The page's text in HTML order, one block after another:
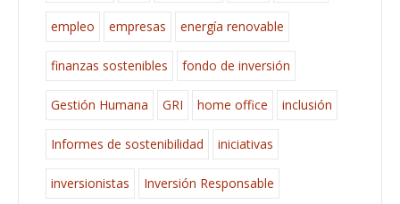
empleo empresas energía renovable
finanzas sostenibles fondo de inversión
Gestión Humana GRI home office inclusión
Informes de sostenibilidad iniciativas
inversionistas Inversión Responsable